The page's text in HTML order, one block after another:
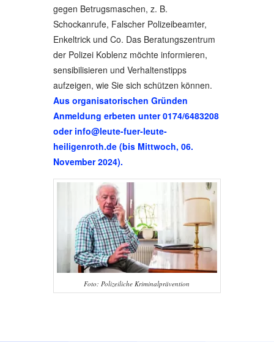
gegen Betrugsmaschen, z. B.
Schockanrufe, Falscher Polizeibeamter,
Enkeltrick und Co. Das Beratungszentrum
der Polizei Koblenz möchte informieren,
sensibilisieren und Verhaltenstipps
aufzeigen, wie Sie sich schützen können.
Aus organisatorischen Gründen
Anmeldung erbeten unter 0174/6483208
oder info@leute-fuer-leute-
heiligenroth.de(bis Mittwoch, 06.
November 2024).
Foto: Polizeiliche Kriminalprävention